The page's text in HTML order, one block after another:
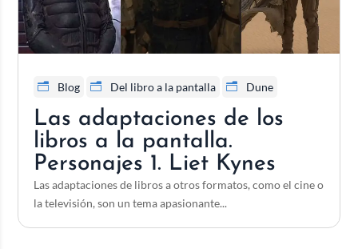
Las adaptaciones de los
libros a la pantalla.
Personajes 1. Liet Kynes
Blog Del libro a la pantalla Dune
Las adaptaciones de libros a otros formatos, como el cine o
la televisión, son un tema apasionante...